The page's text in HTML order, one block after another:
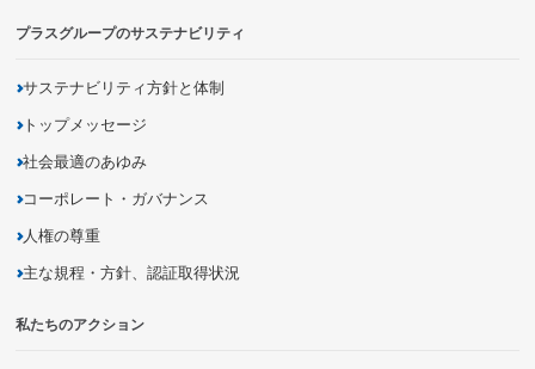
プラスグループのサステナビリティ
サステナビリティ方針と体制
トップメッセージ
社会最適のあゆみ
コーポレート・ガバナンス
人権の尊重
主な規程・方針、認証取得状況
私たちのアクション